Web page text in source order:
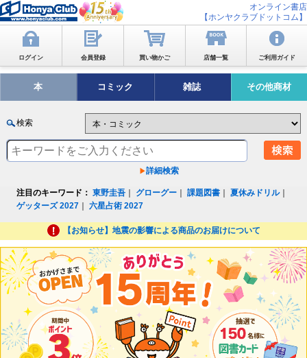
オンライン書店
【ホンヤクラブドットコム】
ログイン 会員登録 買い物かご 店舗一覧 ご利用ガイド
本 コミック 雑誌 その他商材
検索
詳細検索
注目のキーワード： 東野圭吾 グローグー ｜課題図書 ｜夏休みドリル｜
ゲッターズ 2027 ｜六星占術 2027
【お知らせ】地震の影響による商品のお届けについて